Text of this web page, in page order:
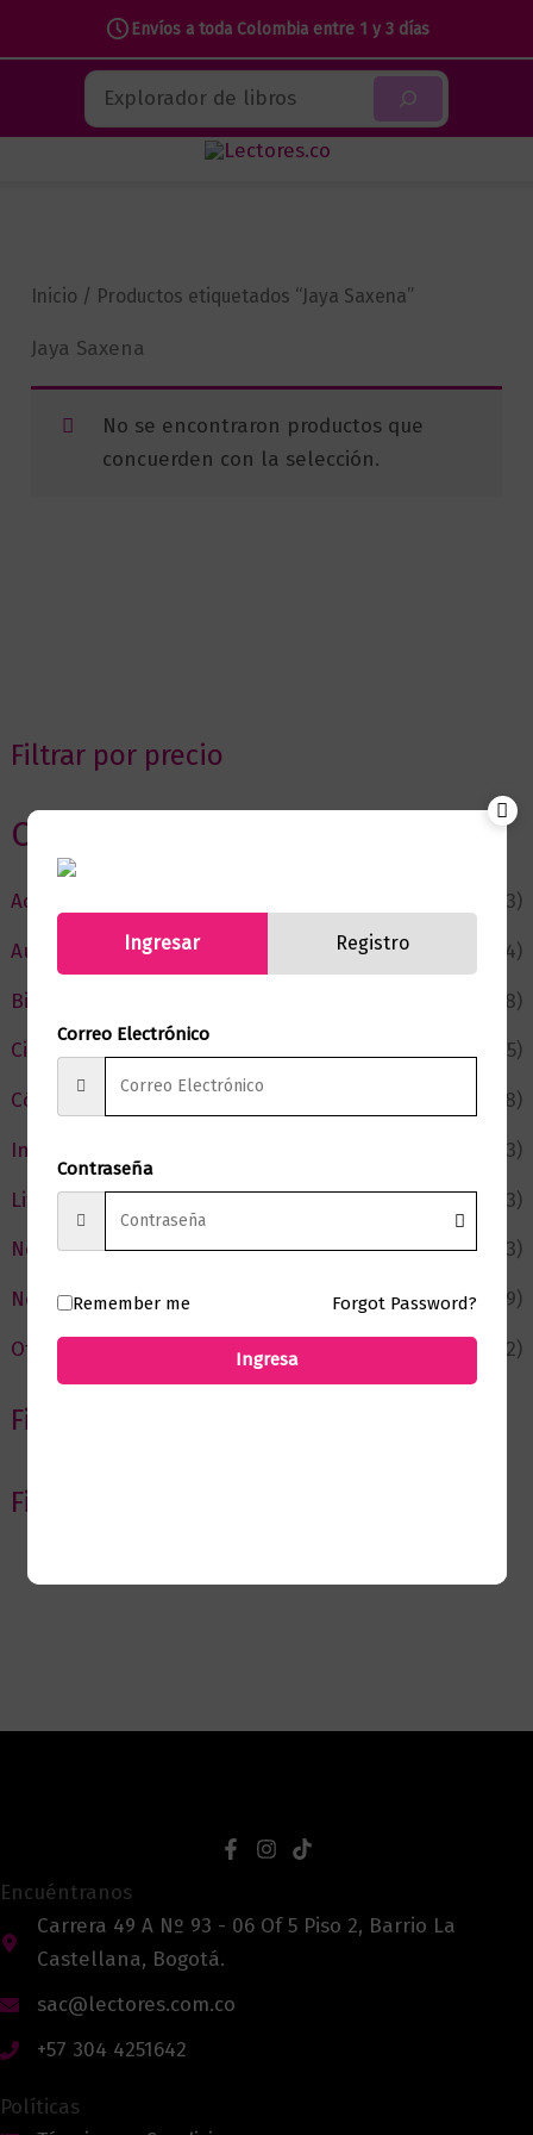
Envíos a toda Colombia entre 1 y 3 días
contenido
Buscar
Filtrar por precio
Categorias
Actualidad
(53)
Autor del Mes
(4)
Bienestar
(228)
Ciencia y Conocimiento
(75)
Cómic y Fantasía
(88)
Infantil y Juvenil
(213)
Literatura
(373)
Negocios
(43)
Novedades
(109)
Ofertas
(12)
Filtrar por Autor
Filtrar por editorial
Inicio / Productos etiquetados “Jaya Saxena”
Jaya Saxena
No se encontraron productos que
concuerden con la selección.
Encuéntranos
Carrera 49 A Nº 93 - 06 Of 5 Piso 2, Barrio La
Castellana, Bogotá.
sac@lectores.com.co
+57 304 4251642
Políticas
Ingresar Registro
Correo Electrónico
Contraseña
Remember me Forgot Password?
Ingresa